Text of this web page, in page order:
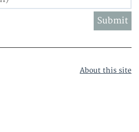
About this site